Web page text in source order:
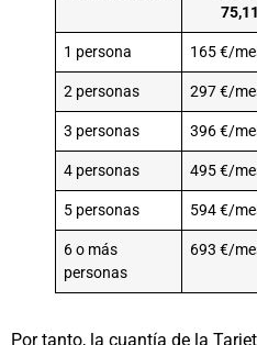
1 persona 165 €/
2 personas 297 €/
3 personas 396 €/
4 personas 495 €/
5 personas 594 €/
6 o más
personas
693 €/
Por tanto, la cuantía de la